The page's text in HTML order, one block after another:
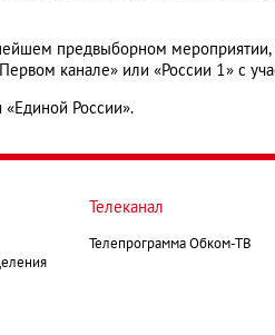
предвыборном
канале» или «России 1» с
России».
Телеканал
Телепрограмма Обком-ТВ